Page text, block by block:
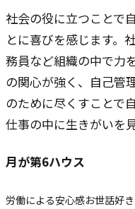
社会の役に立つことで
とに喜びを感じます。
務員など組織の中で力
の関心が強く、自己管
のために尽くすことで
仕事の中に生きがいを
月が第6ハウス
労働による安心感お世話好き